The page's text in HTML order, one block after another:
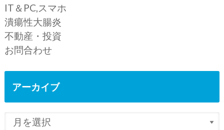
IT＆PC,スマホ
潰瘍性大腸炎
不動産・投資
お問合わせ
アーカイブ